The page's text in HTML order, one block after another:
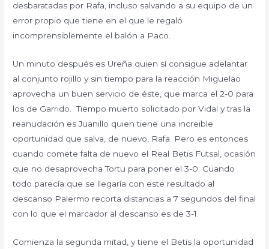
desbaratadas por Rafa, incluso salvando a su equipo de un
error propio que tiene en el que le regaló
incomprensiblemente el balón a Paco.
Un minuto después es Ureña quien sí consigue adelantar
al conjunto rojillo y sin tiempo para la reacción Miguelao
aprovecha un buen servicio de éste, que marca el 2-0 para
los de Garrido. Tiempo muerto solicitado por Vidal y tras la
reanudación es Juanillo quien tiene una increible
oportunidad que salva, de nuevo, Rafa. Pero es entonces
cuando comete falta de nuevo el Real Betis Futsal, ocasión
que no desaprovecha Tortu para poner el 3-0. Cuando
todo parecía que se llegaría con este resultado al
descanso Palermo recorta distancias a 7 segundos del final
con lo que el marcador al descanso es de 3-1.
Comienza la segunda mitad, y tiene el Betis la oportunidad